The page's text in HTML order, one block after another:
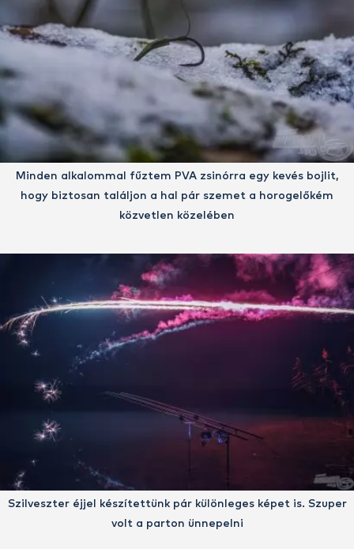
Minden alkalommal fűztem PVA zsinórra egy kevés bojlit,
hogy biztosan találjon a hal pár szemet a horogelőkém
közvetlen közelében
Szilveszter éjjel készítettünk pár különleges képet is. Szuper
volt a parton ünnepelni